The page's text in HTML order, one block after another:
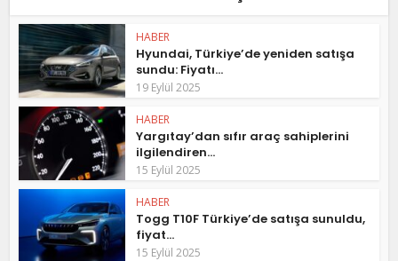
HABER
Hyundai, Türkiye’de yeniden satışa
sundu: Fiyatı...
19 Eylül 2025
HABER
Yargıtay’dan sıfır araç sahiplerini
ilgilendiren...
15 Eylül 2025
HABER
Togg T10F Türkiye’de satışa sunuldu,
fiyat...
15 Eylül 2025